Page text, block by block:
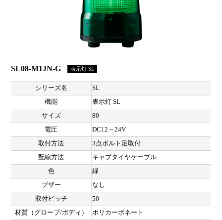
SL08-M1JN-G 表示灯 SL
シリーズ名
SL
機能
表示灯 SL
サイズ
80
電圧
DC12～24V
取付方法
3点ボルト足取付
配線方法
キャブタイヤケーブル
色
緑
ブザー
なし
取付ピッチ
50
材質（グローブ/ボディ）
ポリカーボネート